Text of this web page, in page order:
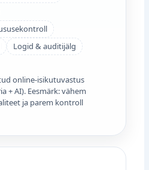
Logid & auditijälg
online‑isikutuvastus
+ AI). Eesmärk: vähem
ja parem kontroll